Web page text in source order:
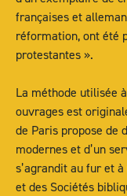
françaises et
réformation, ont été
protestantes ».
La méthode utilisée
ouvrages est
de Paris propose de
modernes et d’un
s’agrandit au fur et
et des Sociétés